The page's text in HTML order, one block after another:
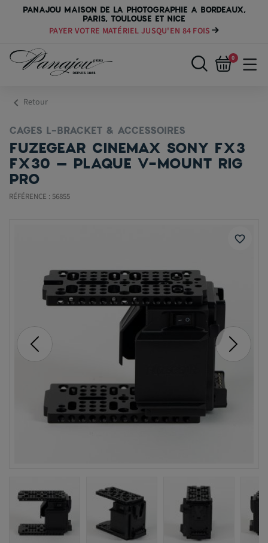
PANAJOU MAISON DE LA PHOTOGRAPHIE A BORDEAUX,
PARIS, TOULOUSE ET NICE
PAYER VOTRE MATÉRIEL JUSQU'EN 84 FOIS
0
chevron_left Retour
CAGES L-BRACKET & ACCESSOIRES
FUZEGEAR CINEMAX SONY FX3
FX30 – PLAQUE V-MOUNT RIG
PRO
RÉFÉRENCE : 56855
favorite_border